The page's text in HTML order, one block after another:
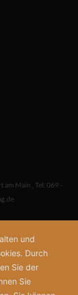
am Main , Tel: 069 -
und
Durch
Sie der
Sie